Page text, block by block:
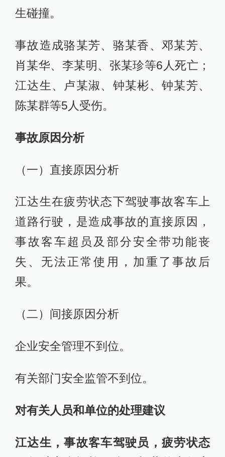
生碰撞。
事故造成骆某芳、骆某香、邓某芳、
肖某华、李某明、张某珍等6人死亡；
江达生、卢某淑、钟某彬、钟某芳、
陈某群等5人受伤。
事故原因分析
（一）直接原因分析
江达生在疲劳状态下驾驶事故客车上
道路行驶，是造成事故的直接原因，
事故客车超员及部分安全带功能丧
失、无法正常使用，加重了事故后
果。
（二）间接原因分析
企业安全管理不到位。
有关部门安全监管不到位。
对有关人员和单位的处理建议
江达生，事故客车驾驶员，疲劳状态